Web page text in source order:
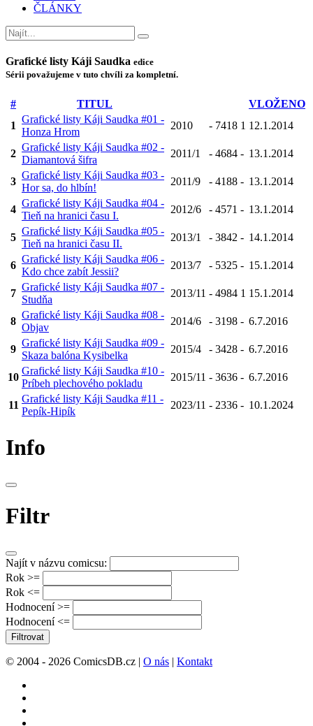
ČLÁNKY
Grafické listy Káji Saudka edice
Sérii považujeme v tuto chvíli za kompletní.
# TITUL
VLOŽENO
1
Grafické listy Káji Saudka #01 -
Honza Hrom
2010 - 7418 1 12.1.2014
2
Grafické listy Káji Saudka #02 -
Diamantová šifra
2011/1 - 4684 - 13.1.2014
3
Grafické listy Káji Saudka #03 -
Hor sa, do hlbín!
2011/9 - 4188 - 13.1.2014
4
Grafické listy Káji Saudka #04 -
Tieň na hranici času I.
2012/6 - 4571 - 13.1.2014
5
Grafické listy Káji Saudka #05 -
Tieň na hranici času II.
2013/1 - 3842 - 14.1.2014
6
Grafické listy Káji Saudka #06 -
Kdo chce zabít Jessii?
2013/7 - 5325 - 15.1.2014
7
Grafické listy Káji Saudka #07 -
Studňa
2013/11 - 4984 1 15.1.2014
8
Grafické listy Káji Saudka #08 -
Objav
2014/6 - 3198 - 6.7.2016
9
Grafické listy Káji Saudka #09 -
Skaza balóna Kysibelka
2015/4 - 3428 - 6.7.2016
10
Grafické listy Káji Saudka #10 -
Príbeh plechového pokladu
2015/11 - 3636 - 6.7.2016
11
Grafické listy Káji Saudka #11 -
Pepík-Hipík
2023/11 - 2336 - 10.1.2024
Info
Filtr
Najít v názvu comicsu:
Rok >=
Rok <=
Hodnocení >=
Hodnocení <=
Filtrovat
© 2004 - 2026 ComicsDB.cz | O nás | Kontakt